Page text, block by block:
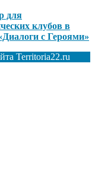
для
клубов в
с Героями»
Territoria22.ru